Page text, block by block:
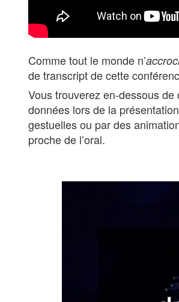
Comme tout le monde n’
de transcript de cette
Vous trouverez en-dessous de
données lors de la
gestuelles ou par des
proche de l’oral.